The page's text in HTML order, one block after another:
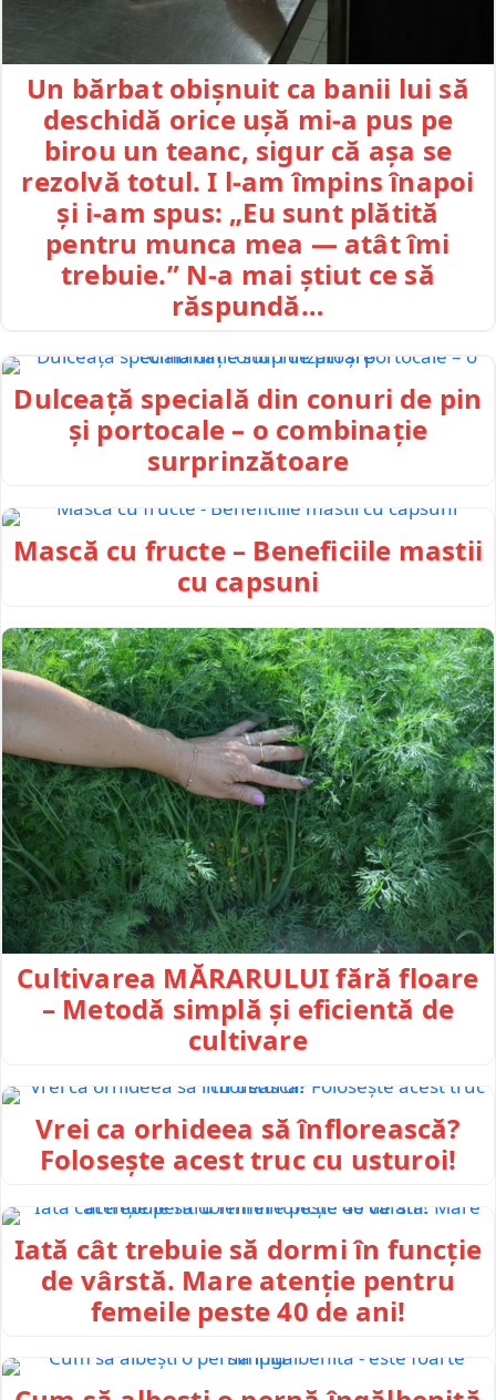
Un bărbat obișnuit ca banii lui să
deschidă orice ușă mi-a pus pe
birou un teanc, sigur că așa se
rezolvă totul. I l-am împins înapoi
și i-am spus: „Eu sunt plătită
pentru munca mea — atât îmi
trebuie.” N-a mai știut ce să
răspundă…
Dulceață specială din conuri de pin
și portocale – o combinație
surprinzătoare
Mască cu fructe – Beneficiile mastii
cu capsuni
Cultivarea MĂRARULUI fără floare
– Metodă simplă și eficientă de
cultivare
Vrei ca orhideea să înflorească?
Folosește acest truc cu usturoi!
Iată cât trebuie să dormi în funcție
de vârstă. Mare atenție pentru
femeile peste 40 de ani!